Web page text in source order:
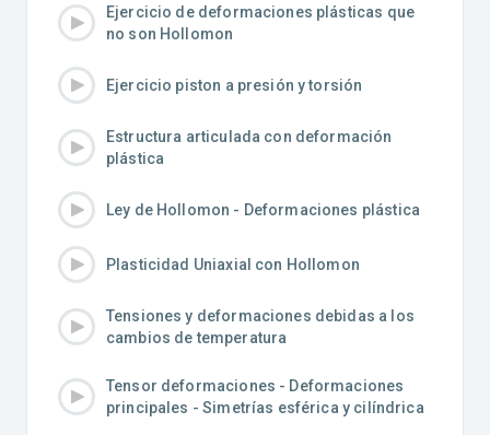
Ejercicio de deformaciones plásticas que
no son Hollomon
Ejercicio piston a presión y torsión
Estructura articulada con deformación
plástica
Ley de Hollomon - Deformaciones plástica
Plasticidad Uniaxial con Hollomon
Tensiones y deformaciones debidas a los
cambios de temperatura
Tensor deformaciones - Deformaciones
principales - Simetrías esférica y cilíndrica